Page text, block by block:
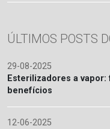
ÚLTIMOS POSTS
29-08-2025
Esterilizadores a
benefícios
12-06-2025